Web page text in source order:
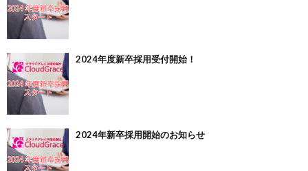
2024年度新卒採用受付開始！
2024年新卒採用開始のお知らせ